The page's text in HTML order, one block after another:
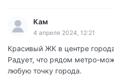
Кам
4 апреля 2024, 12:21
Красивый ЖК в центре
Радует, что рядом метро-
любую точку города.